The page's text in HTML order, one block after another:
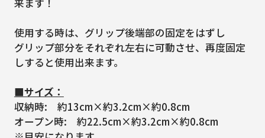
来ます！
使用する時は、グリップ後端部の固定をはずし
グリップ部分をそれぞれ左右に可動させ、再度固定
しすると使用出来ます。
■サイズ：
収納時: 約13cm×約3.2cm×約0.8cm
オープン時: 約22.5cm×約3.2cm×約0.8cm